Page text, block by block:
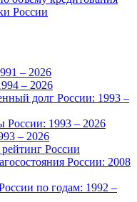
России
– 2026
– 2026
долг России: 1993 –
России: 1993 – 2026
– 2026
России
России: 2008
по годам: 1992 –